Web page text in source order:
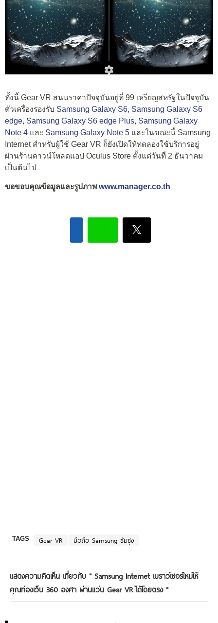
ทั้งนี้ Gear VR สนนราคาปัจจุบันอยู่ที่ 99 เหรียญสหรัฐในปัจจุบัน
ตัวเครื่องรองรับ Samsung Galaxy S6, Samsung Galaxy S6
edge, Samsung Galaxy S6 edge Plus, Samsung Galaxy
Note 4 และ Samsung Galaxy Note 5 และในขณะนี้ Samsung
Internet สำหรับผู้ใช้ Gear VR ก็ยังเปิดให้ทดลองใช้บริการอยู่
ผ่านร้านดาวน์โหลดแอป Oculus Store ตั้งแต่วันที่ 2 ธันวาคม
เป็นต้นไป
ขอขอบคุณข้อมูลและรูปภาพ www.manager.co.th
TAGS Gear VR มือถือ Samsung ซัมซุง
แสดงความคิดเห็น เกี่ยวกับ " Samsung Internet เบราว์เซอร์ใหม่ให้
คุณท่องเว็บ 360 องศา ผ่านแว่น Gear VR ได้โดยตรง"